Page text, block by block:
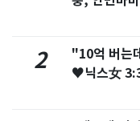
2
"10억 버는
♥닉스女